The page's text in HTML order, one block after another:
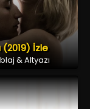
(2019) İzle
& Altyazı